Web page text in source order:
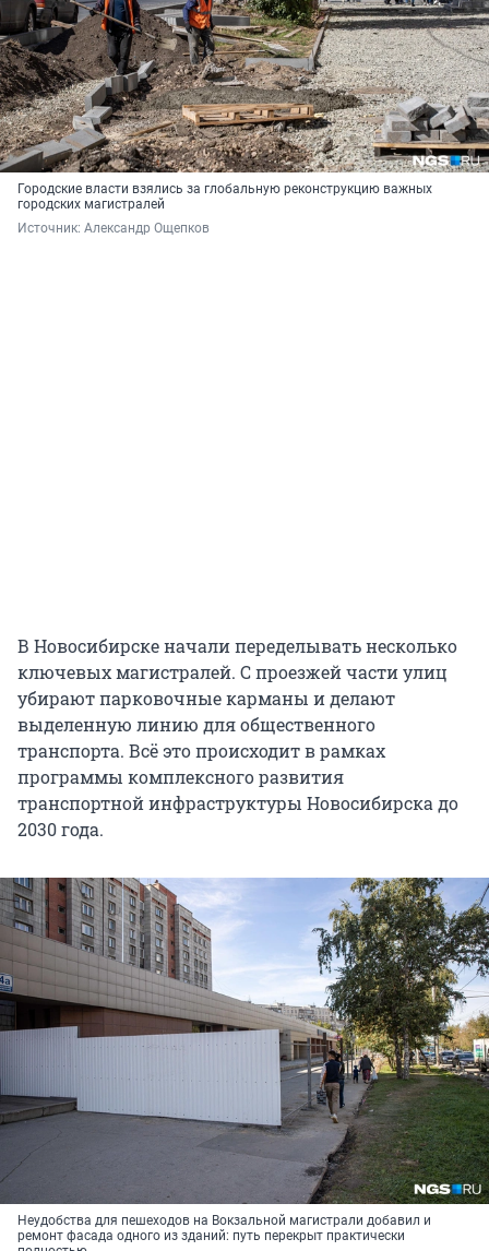
Городские власти взялись за глобальную реконструкцию важных
городских магистралей
Источник: Александр Ощепков
В Новосибирске начали переделывать несколько
ключевых магистралей. С проезжей части улиц
убирают парковочные карманы и делают
выделенную линию для общественного
транспорта. Всё это происходит в рамках
программы комплексного развития
транспортной инфраструктуры Новосибирска до
2030 года.
Неудобства для пешеходов на Вокзальной магистрали добавил и
ремонт фасада одного из зданий: путь перекрыт практически